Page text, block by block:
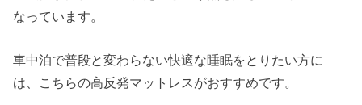
なっています。
車中泊で普段と変わらない快適な睡眠をとりたい方に
は、 こちらの高反発マットレスがおすすめです。